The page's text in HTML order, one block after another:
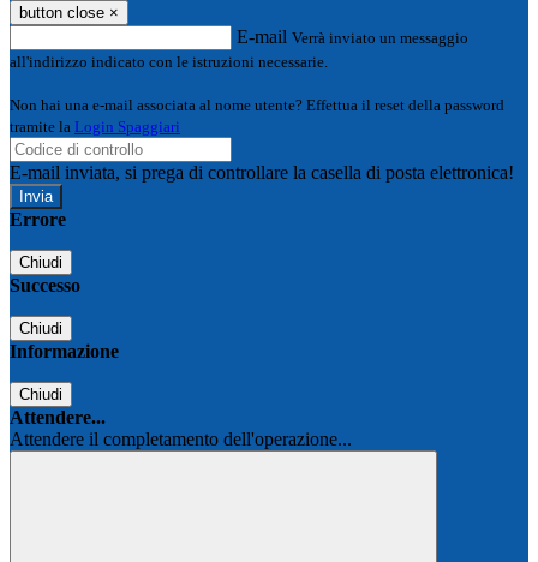
button close ×
E-mail Verrà inviato un messaggio
all'indirizzo indicato con le istruzioni necessarie.
Non hai una e-mail associata al nome utente? Effettua il reset della password
tramite la Login Spaggiari
E-mail inviata, si prega di controllare la casella di posta elettronica!
Errore
Chiudi
Successo
Chiudi
Informazione
Chiudi
Attendere...
Attendere il completamento dell'operazione...